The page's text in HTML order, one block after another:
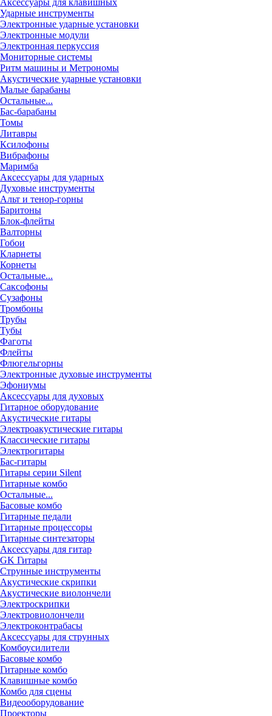
Ударные инструменты
Электронные ударные установки
Электронные модули
Электронная перкуссия
Мониторные системы
Ритм машины и Метрономы
Акустические ударные установки
Малые барабаны
Остальные...
Бас-барабаны
Томы
Литавры
Ксилофоны
Вибрафоны
Маримба
Аксессуары для ударных
Духовые инструменты
Альт и тенор-горны
Баритоны
Блок-флейты
Валторны
Гобои
Кларнеты
Корнеты
Остальные...
Саксофоны
Сузафоны
Тромбоны
Трубы
Тубы
Фаготы
Флейты
Флюгельгорны
Электронные духовые инструменты
Эфониумы
Аксессуары для духовых
Гитарное оборудование
Акустические гитары
Электроакустические гитары
Классические гитары
Электрогитары
Бас-гитары
Гитары серии Silent
Гитарные комбо
Остальные...
Басовые комбо
Гитарные педали
Гитарные процессоры
Гитарные синтезаторы
Аксессуары для гитар
GK Гитары
Струнные инструменты
Акустические скрипки
Акустические виолончели
Электроскрипки
Электровиолончели
Электроконтрабасы
Аксессуары для струнных
Комбоусилители
Басовые комбо
Гитарные комбо
Клавишные комбо
Комбо для сцены
Видеооборудование
Проекторы